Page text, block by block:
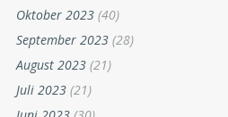
Oktober 2023 (40)
September 2023 (28)
August 2023 (21)
Juli 2023 (21)